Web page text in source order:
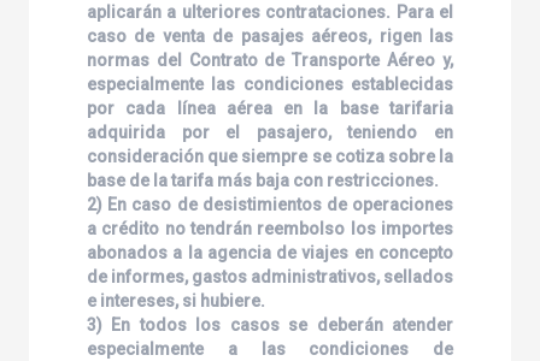
aplicarán a ulteriores contrataciones. Para el
caso de venta de pasajes aéreos, rigen las
normas del Contrato de Transporte Aéreo y,
especialmente las condiciones establecidas
por cada línea aérea en la base tarifaria
adquirida por el pasajero, teniendo en
consideración que siempre se cotiza sobre la
base de la tarifa más baja con restricciones.
2) En caso de desistimientos de operaciones
a crédito no tendrán reembolso los importes
abonados a la agencia de viajes en concepto
de informes, gastos administrativos, sellados
e intereses, si hubiere.
3) En todos los casos se deberán atender
especialmente a las condiciones de